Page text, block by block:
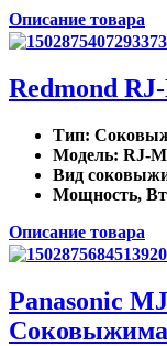
Описание товара
Redmond
Тип:
Модель: RJ-
Вид
Мощность, Вт
Описание товара
Panasonic